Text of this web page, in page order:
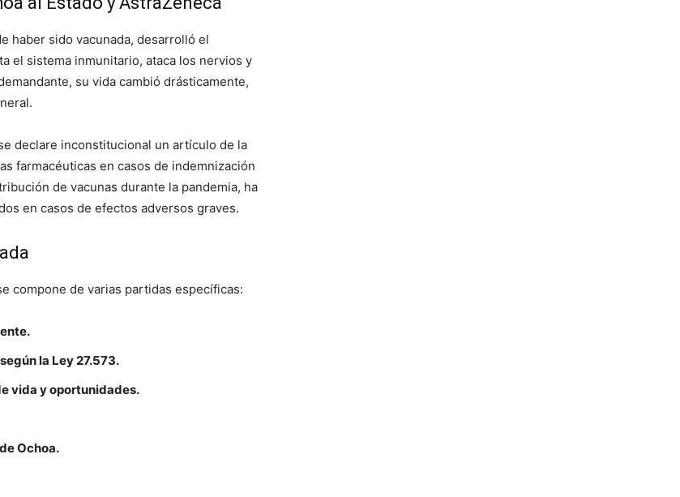
haber sido vacunada, desarrolló el
el sistema inmunitario, ataca los nervios y
su vida cambió drásticamente,
declare inconstitucional un artículo de la
farmacéuticas en casos de indemnización
de vacunas durante la pandemia, ha
en casos de efectos adversos graves.
compone de varias partidas específicas:
la Ley 27.573.
vida y oportunidades.
Ochoa.